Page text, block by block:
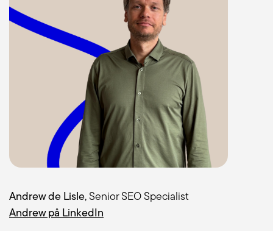
Andrew de Lisle, Senior SEO Specialist
Andrew på LinkedIn